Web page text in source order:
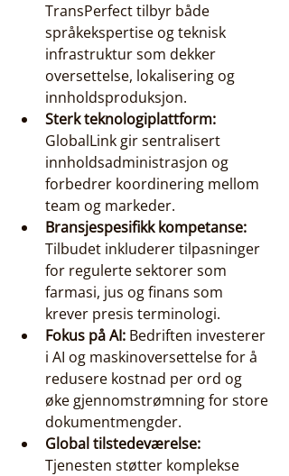
TransPerfect tilbyr både
språkekspertise og teknisk
infrastruktur som dekker
oversettelse, lokalisering og
innholdsproduksjon.
Sterk teknologiplattform:
GlobalLink gir sentralisert
innholdsadministrasjon og
forbedrer koordinering mellom
team og markeder.
Bransjespesifikk kompetanse:
Tilbudet inkluderer tilpasninger
for regulerte sektorer som
farmasi, jus og finans som
krever presis terminologi.
Fokus på AI: Bedriften investerer
i AI og maskinoversettelse for å
redusere kostnad per ord og
øke gjennomstrømning for store
dokumentmengder.
Global tilstedeværelse:
Tjenesten støtter komplekse